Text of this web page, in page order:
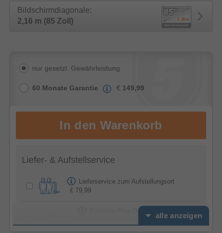
Bildschirmdiagonale:
2,16 m (85 Zoll)
nur gesetzl. Gewährleistung
60 Monate Garantie € 149,99
Liefer- & Aufstellservice
Lieferservice zum Aufstellungsort
€ 79,99
Premium Plus Option -
alle anzeigen